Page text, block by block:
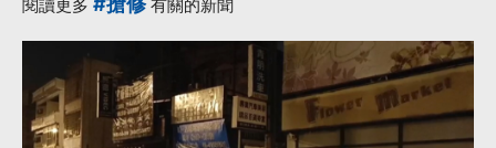
閱讀更多 有關的新聞